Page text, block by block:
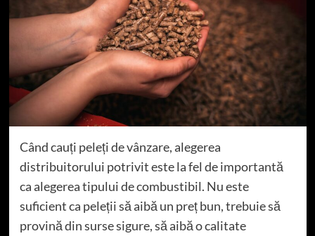
Când cauți peleți de vânzare, alegerea
distribuitorului potrivit este la fel de importantă
ca alegerea tipului de combustibil. Nu este
suficient ca peleții să aibă un preț bun, trebuie să
provină din surse sigure, să aibă o calitate